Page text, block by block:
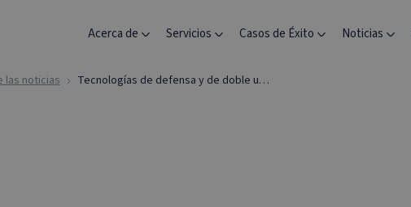
Acerca de Servicios Casos de Éxito Noticias
las noticias Tecnologías de defensa y de doble uso del EIC: nuevas oportunidades de financiación para 2026